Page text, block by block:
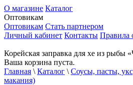
О магазине Каталог
Оптовикам
Оптовикам Стать партнером
Личный кабинет Контакты Правила
Корейская заправка для хе из рыбы
Ваша корзина пуста.
Главная \ Каталог \ Соусы, пасты,
макания)